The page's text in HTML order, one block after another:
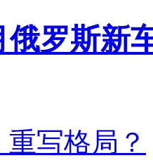
俄罗斯新
写格局？